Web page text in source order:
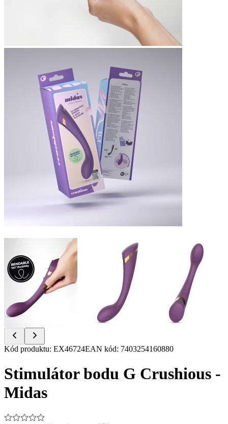
Item
of
10
Kód produktu: EX46724EAN kód: 7403254160880
Stimulátor bodu G Crushious -
Midas